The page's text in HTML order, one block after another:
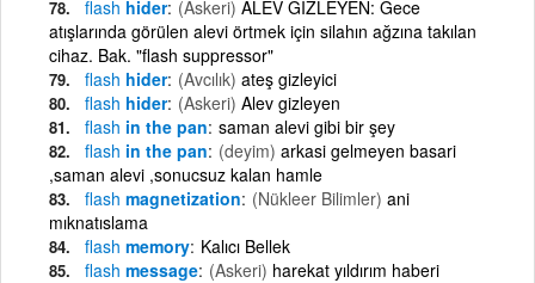
flash hider (Askeri) ALEV GİZLEYEN: Gece
atışlarında görülen alevi örtmek için silahın ağzına takılan
cihaz. Bak. "flash suppressor"
flash hider (Avcılık) ateş gizleyici
flash hider (Askeri) Alev gizleyen
flash in the pan saman alevi gibi bir şey
flash in the pan (deyim) arkasi gelmeyen basari
,saman alevi ,sonucsuz kalan hamle
flash magnetization (Nükleer Bilimler) ani
mıknatıslama
flash memory Kalıcı Bellek
flash message (Askeri) harekat yıldırım haberi